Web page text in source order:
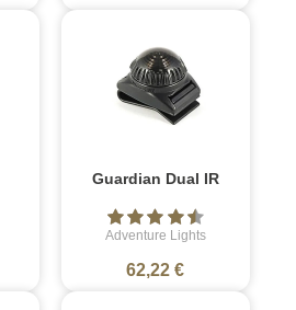
Guardian Dual IR
Adventure Lights
62,22 €